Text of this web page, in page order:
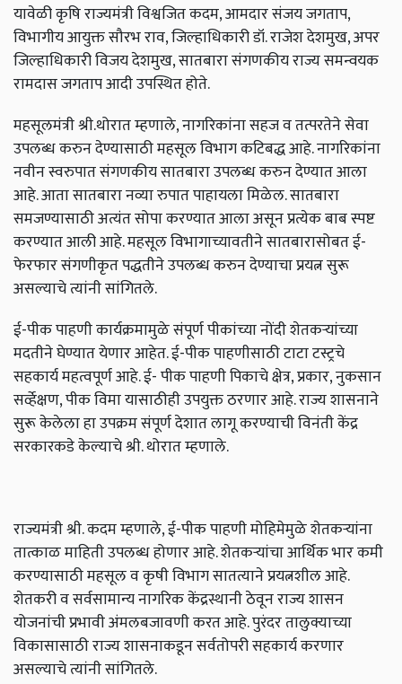
यावेळी कृषि राज्यमंत्री विश्वजित कदम, आमदार संजय जगताप,
विभागीय आयुक्त सौरभ राव, जिल्हाधिकारी डॉ. राजेश देशमुख, अपर
जिल्हाधिकारी विजय देशमुख, सातबारा संगणकीय राज्य समन्वयक
रामदास जगताप आदी उपस्थित होते.
महसूलमंत्री श्री.थोरात म्हणाले, नागरिकांना सहज व तत्परतेने सेवा
उपलब्ध करुन देण्यासाठी महसूल विभाग कटिबद्ध आहे. नागरिकांना
नवीन स्वरुपात संगणकीय सातबारा उपलब्ध करुन देण्यात आला
आहे. आता सातबारा नव्या रुपात पाहायला मिळेल. सातबारा
समजण्यासाठी अत्यंत सोपा करण्यात आला असून प्रत्येक बाब स्पष्ट
करण्यात आली आहे. महसूल विभागाच्यावतीने सातबारासोबत ई-
फेरफार संगणीकृत पद्धतीने उपलब्ध करुन देण्याचा प्रयत्न सुरू
असल्याचे त्यांनी सांगितले.
ई-पीक पाहणी कार्यक्रमामुळे संपूर्ण पीकांच्या नोंदी शेतकऱ्यांच्या
मदतीने घेण्यात येणार आहेत. ई-पीक पाहणीसाठी टाटा टस्ट्रचे
सहकार्य महत्वपूर्ण आहे. ई- पीक पाहणी पिकाचे क्षेत्र, प्रकार, नुकसान
सर्व्हेक्षण, पीक विमा यासाठीही उपयुक्त ठरणार आहे. राज्य शासनाने
सुरू केलेला हा उपक्रम संपूर्ण देशात लागू करण्याची विनंती केंद्र
सरकारकडे केल्याचे श्री. थोरात म्हणाले.
राज्यमंत्री श्री. कदम म्हणाले, ई-पीक पाहणी मोहिमेमुळे शेतकऱ्यांना
तात्काळ माहिती उपलब्ध होणार आहे. शेतकऱ्यांचा आर्थिक भार कमी
करण्यासाठी महसूल व कृषी विभाग सातत्याने प्रयत्नशील आहे.
शेतकरी व सर्वसामान्य नागरिक केंद्रस्थानी ठेवून राज्य शासन
योजनांची प्रभावी अंमलबजावणी करत आहे. पुरंदर तालुक्याच्या
विकासासाठी राज्य शासनाकडून सर्वतोपरी सहकार्य करणार
असल्याचे त्यांनी सांगितले.